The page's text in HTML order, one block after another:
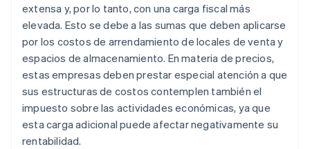
extensa y, por lo tanto, con una carga fiscal más
elevada. Esto se debe a las sumas que deben aplicarse
por los costos de arrendamiento de locales de venta y
espacios de almacenamiento. En materia de precios,
estas empresas deben prestar especial atención a que
sus estructuras de costos contemplen también el
impuesto sobre las actividades económicas, ya que
esta carga adicional puede afectar negativamente su
rentabilidad.